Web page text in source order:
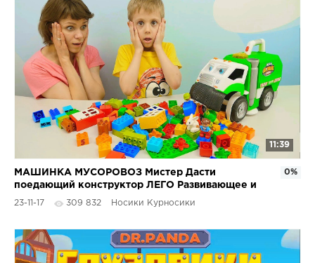
11:39
МАШИНКА МУСОРОВОЗ Мистер Дасти
поедающий конструктор ЛЕГО Развивающее и
весёлое видео для детей
23-11-17 309 832 Носики Курносики
0%